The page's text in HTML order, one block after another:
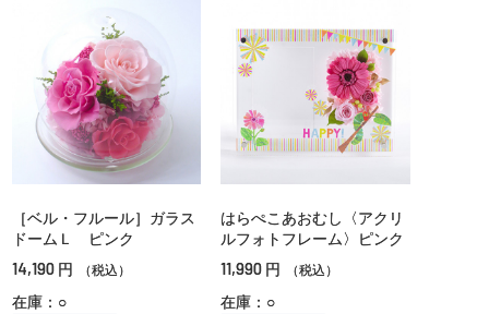
［ベル・フルール］ガラス
ドームＬ ピンク
14,190 円 （税込）
在庫：○
はらぺこあおむし〈アクリ
ルフォトフレーム〉ピンク
11,990 円 （税込）
在庫：○